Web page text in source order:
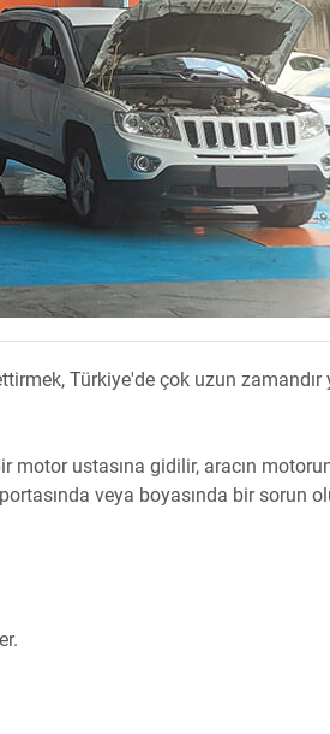
Türkiye'de çok uzun zamandır
motor ustasına gidilir, aracın
veya boyasında bir sorun